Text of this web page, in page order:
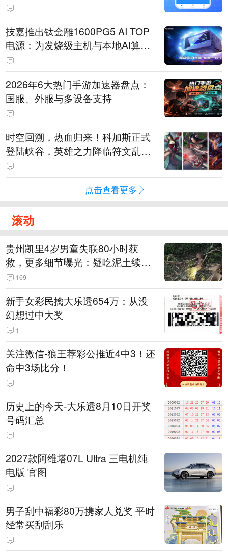
技嘉推出钛金雕1600PG5 AI TOP
电源：为发烧级主机与本地AI算力
打造旗舰供电方案
2026年6大热门手游加速器盘点：
国服、外服与多设备支持
时空回溯，热血归来！科加斯正式
登陆峡谷，英雄之力降临符文乱
斗！
点击查看更多
滚动
贵州凯里4岁男童失联80小时获
救，更多细节曝光：疑吃泥土续
命，搜救至20米附近错过多找3天
169
新手女彩民擒大乐透654万：从没
幻想过中大奖
1
关注微信-狼王荐彩公推近4中3！还
命中3场比分！
历史上的今天-大乐透8月10日开奖
号码汇总
2027款阿维塔07L Ultra 三电机纯
电版 官图
男子刮中福彩80万携家人兑奖 平时
经常买刮刮乐